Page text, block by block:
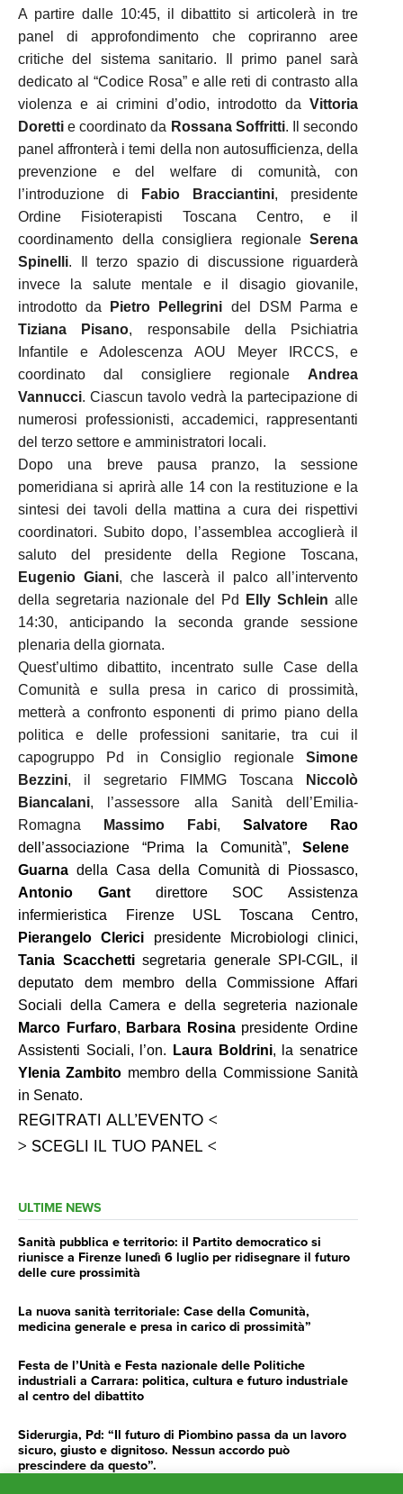
A partire dalle 10:45, il dibattito si articolerà in tre
panel di approfondimento che copriranno aree
critiche del sistema sanitario.
Il primo panel sarà
dedicato al “Codice Rosa” e alle reti di contrasto alla
violenza e ai crimini d’odio, introdotto da Vittoria
Doretti e coordinato da Rossana Soffritti.
Il secondo
panel affronterà i temi della non autosufficienza, della
prevenzione e del welfare di comunità, con
l’introduzione di
Fabio Bracciantini, presidente
Ordine Fisioterapisti Toscana Centro, e il
coordinamento della consigliera regionale Serena
Spinelli.
Il terzo spazio di discussione riguarderà
invece la salute mentale e il disagio giovanile,
introdotto da
Pietro Pellegrini del DSM Parma e
Tiziana Pisano, responsabile della Psichiatria
Infantile e Adolescenza AOU Meyer IRCCS, e
coordinato dal consigliere regionale Andrea
Vannucci. Ciascun tavolo vedrà la partecipazione di
numerosi professionisti, accademici, rappresentanti
del terzo settore e amministratori locali.
Dopo una breve pausa pranzo, la sessione
pomeridiana si aprirà alle 14 con la restituzione e la
sintesi dei tavoli della mattina a cura dei rispettivi
coordinatori. Subito dopo, l’assemblea accoglierà il
saluto del presidente della Regione Toscana,
Eugenio Giani, che lascerà il palco all’intervento
della segretaria nazionale del Pd
Elly Schlein alle
14:30, anticipando la seconda grande sessione
plenaria della giornata.
Quest’ultimo dibattito, incentrato sulle Case della
Comunità e sulla presa in carico di prossimità,
metterà a confronto esponenti di primo piano della
politica e delle professioni sanitarie, tra cui il
capogruppo Pd in Consiglio regionale Simone
Bezzini, il segretario FIMMG Toscana
Niccolò
Biancalani, l’assessore alla Sanità dell’Emilia-
Romagna
Massimo Fabi, Salvatore Rao
dell’associazione “Prima la Comunità”,Selene
Guarna della Casa della Comunità di Piossasco,
Antonio Gantdirettore SOC Assistenza
infermieristica Firenze USL Toscana Centro,
PierangeloClerici presidente Microbiologi clinici,
Tania Scacchettisegretaria generale SPI-CGIL, il
deputato dem membro della Commissione Affari
Sociali della Camera e della segreteria nazionale
Marco Furfaro, Barbara Rosinapresidente Ordine
Assistenti Sociali,
l’on. Laura Boldrini,
la senatrice
Ylenia Zambito membro della Commissione Sanità
in Senato.
REGITRATI ALL’EVENTO <
> SCEGLI IL TUO PANEL <
ULTIME NEWS
Sanità pubblica e territorio: il Partito democratico si
riunisce a Firenze lunedì 6 luglio per ridisegnare il futuro
delle cure prossimità
La nuova sanità territoriale: Case della Comunità,
medicina generale e presa in carico di prossimità”
Festa de l’Unità e Festa nazionale delle Politiche
industriali a Carrara: politica, cultura e futuro industriale
al centro del dibattito
Siderurgia, Pd: “Il futuro di Piombino passa da un lavoro
sicuro, giusto e dignitoso. Nessun accordo può
prescindere da questo”.